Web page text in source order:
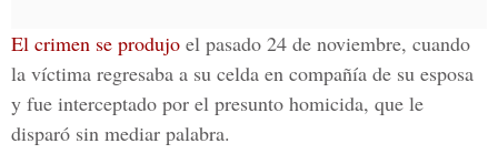
El crimen se produjo el pasado 24 de noviembre, cuando
la víctima regresaba a su celda en compañía de su esposa
y fue interceptado por el presunto homicida, que le
disparó sin mediar palabra.